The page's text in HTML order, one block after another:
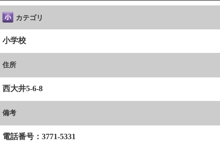
品川区西大井５丁目
カテゴリ
小学校
住所
西大井5-6-8
備考
電話番号：3771-5331